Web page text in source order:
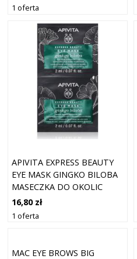
1 oferta
APIVITA EXPRESS BEAUTY
EYE MASK GINGKO BILOBA
MASECZKA DO OKOLIC
OCZU PRZECIW CIENIOM
2X2 ML
16,80 zł
1 oferta
MAC EYE BROWS BIG